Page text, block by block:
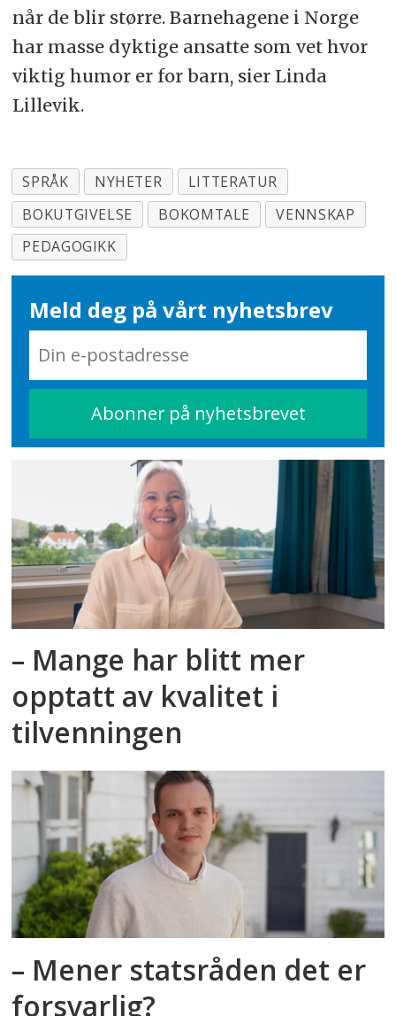
når de blir større. Barnehagene i Norge
har masse dyktige ansatte som vet hvor
viktig humor er for barn, sier Linda
Lillevik.
SPRÅK NYHETER
LITTERATUR
BOKUTGIVELSE
BOKOMTALE
VENNSKAP
PEDAGOGIKK
Meld deg på vårt nyhetsbrev
– Mange har blitt mer
opptatt av kvalitet i
tilvenningen
– Mener statsråden det er
forsvarlig?